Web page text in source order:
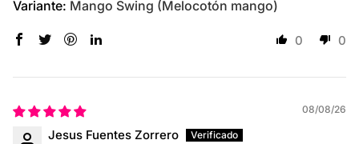
Mango Swing (Melocotón mango)
0 0
08/08/26
Jesus Fuentes Zorrero